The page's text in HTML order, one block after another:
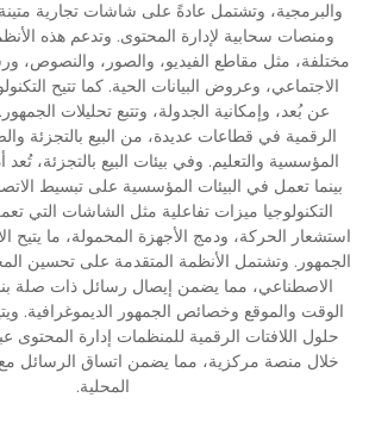
والبرمجية، وتشتمل عادةً على شاشات تجارية
ومنصات سحابية لإدارة المحتوى. وتدعم هذه
مختلفة، مثل مقاطع الفيديو، والصور، والنصوص،
الاجتماعي، وعروض البيانات الحية. كما تتيح
عن بُعد، وإمكانية الجدولة، وتتبع تحليلات
الرقمية في قطاعات عديدة، من البيع بالتجزئة
المؤسسية والتعليم. وفي بيئات البيع بالتجزئة، تُعد
بينما تعمل في البيئات المؤسسية على تبسيط
التكنولوجيا ميزات تفاعلية مثل الشاشات التي
استشعار الحركة، ودمج الأجهزة المحمولة، ما يتيح
الجمهور. وتشتمل الأنظمة المتقدمة على تحسين
الاصطناعي، مما يضمن إيصال رسائل ذات صلة
الوقت والموقع وخصائص الجمهور الديموغرافية.
حلول اللافتات الرقمية للمنظمات إدارة المحتوى
خلال منصة مركزية، مما يضمن اتساق الرسائل
المحلية.